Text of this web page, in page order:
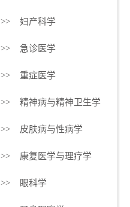
>> 妇产科学
>> 急诊医学
>> 重症医学
>> 精神病与精神卫生学
>> 皮肤病与性病学
>> 康复医学与理疗学
>> 眼科学